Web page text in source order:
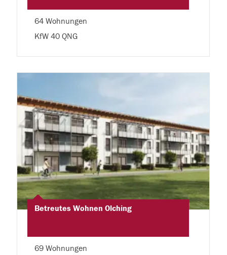
64 Wohnungen
KfW 40 QNG
Betreutes Wohnen Olching
69 Wohnungen